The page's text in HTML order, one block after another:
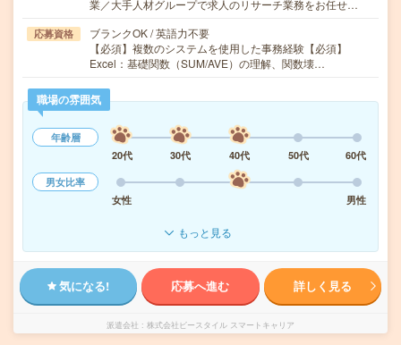
業／大手人材グループで求人のリサーチ業務をお任せ…
応募資格
ブランクOK / 英語力不要
【必須】複数のシステムを使用した事務経験【必須】
Excel：基礎関数（SUM/AVE）の理解、関数壊…
職場の雰囲気
年齢層
20代
30代 40代 50代
60代
男女比率
女性
男性
もっと見る
気になる! 応募へ進む 詳しく見る
派遣会社 株式会社ビースタイル スマートキャリア